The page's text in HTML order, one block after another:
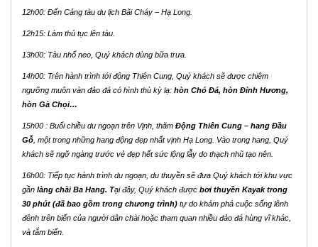
12h00: Đến Cảng tàu du lịch Bãi Cháy – Hạ Long.
12h15: Làm thủ tục lên tàu.
13h00: Tàu nhổ neo, Quý khách dùng bữa trưa.
14h00: Trên hành trình tới động Thiên Cung, Quý khách sẽ được chiêm
ngưỡng muôn vàn đảo đá có hình thù kỳ lạ: hòn Chó Đá, hòn Đỉnh Hương,
hòn Gà Chọi…
15h00 : Buổi chiều du ngoạn trên Vịnh, thăm Động Thiên Cung – hang Đầu
Gỗ , một trong những hang động đẹp nhất vịnh Hạ Long. Vào trong hang, Quý
khách sẽ ngỡ ngàng trước vẻ đẹp hết sức lộng lẫy do thạch nhũ tạo nên.
16h00: Tiếp tục hành trình du ngoạn, du thuyền sẽ đưa Quý khách tới khu vực
gần làng chài Ba Hang. Tại đây, Quý khách được bơi thuyền Kayak trong
30 phút (đã bao gồm trong chương trình) tự do khám phá cuộc sống lênh
đênh trên biển của người dân chài hoặc tham quan nhiều đảo đá hùng vĩ khác,
và tắm biển.